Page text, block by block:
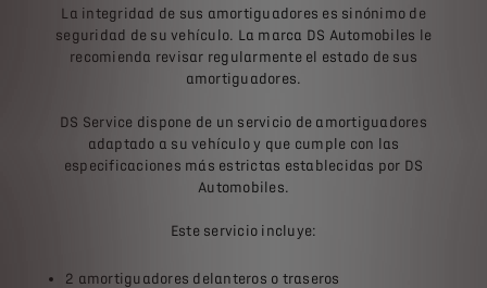
La integridad de sus amortiguadores es sinónimo de
seguridad de su vehículo. La marca DS Automobiles le
recomienda revisar regularmente el estado de sus
amortiguadores.
DS Service dispone de un servicio de amortiguadores
adaptado a su vehículo y que cumple con las
especificaciones más estrictas establecidas por DS
Automobiles.
Este servicio incluye:
2 amortiguadores delanteros o traseros